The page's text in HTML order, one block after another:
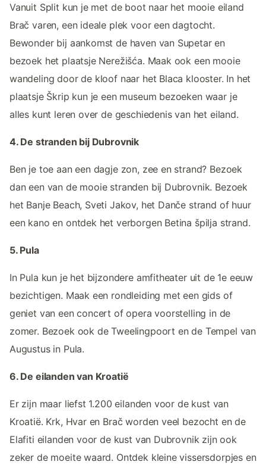
Vanuit Split kun je met de boot naar het mooie eiland
Brač varen, een ideale plek voor een dagtocht.
Bewonder bij aankomst de haven van Supetar en
bezoek het plaatsje Nerežišća. Maak ook een mooie
wandeling door de kloof naar het Blaca klooster. In het
plaatsje Škrip kun je een museum bezoeken waar je
alles kunt leren over de geschiedenis van het eiland.
4. De stranden bij Dubrovnik
Ben je toe aan een dagje zon, zee en strand? Bezoek
dan een van de mooie stranden bij Dubrovnik. Bezoek
het Banje Beach, Sveti Jakov, het Danče strand of huur
een kano en ontdek het verborgen Betina špilja strand.
5. Pula
In Pula kun je het bijzondere amfitheater uit de 1e eeuw
bezichtigen. Maak een rondleiding met een gids of
geniet van een concert of opera voorstelling in de
zomer. Bezoek ook de Tweelingpoort en de Tempel van
Augustus in Pula.
6. De eilanden van Kroatië
Er zijn maar liefst 1.200 eilanden voor de kust van
Kroatië. Krk, Hvar en Brač worden veel bezocht en de
Elafiti eilanden voor de kust van Dubrovnik zijn ook
zeker de moeite waard. Ontdek kleine vissersdorpjes en